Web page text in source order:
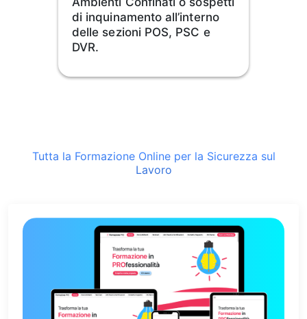
di inquinamento all’interno
delle sezioni POS, PSC e
DVR.
Tutta la Formazione Online per la Sicurezza sul
Lavoro